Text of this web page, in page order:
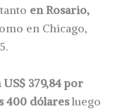
en Rosario,
en Chicago,
379,84 por
400 dólaresluego